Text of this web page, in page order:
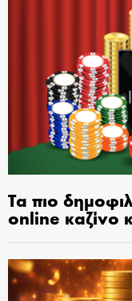
Τα πιο
online καζίνο